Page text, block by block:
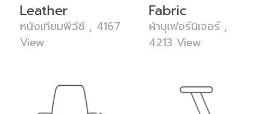
Leather
หนังเทียมพีวีซี , 4167
View
Fabric
ผ้าบุเฟอร์นิเจอร์ ,
4213 View